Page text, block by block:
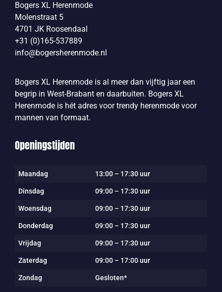
Bogers XL Herenmode
Molenstraat 5
4701 JK Roosendaal
+31 (0)165-537889
info@bogersherenmode.nl
Bogers XL Herenmode is al meer dan vijftig jaar een
begrip in West-Brabant en daarbuiten. Bogers XL
Herenmode is hét adres voor trendy herenmode voor
mannen van formaat.
Openingstijden
Maandag 13:00 – 17:30 uur
Dinsdag 09:00 – 17:30 uur
Woensdag 09:00 – 17:30 uur
Donderdag 09:00 – 17:30 uur
Vrijdag 09:00 – 17:30 uur
Zaterdag 09:00 – 17:00 uur
Zondag Gesloten*